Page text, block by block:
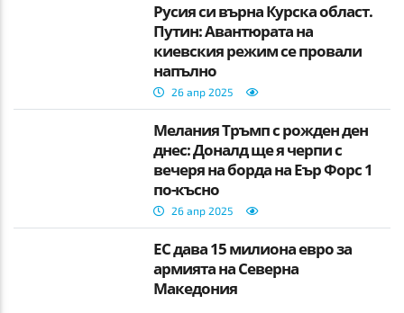
Русия си върна Курска област.
Путин: Авантюрата на
киевския режим се провали
напълно
26 апр 2025
Мелания Тръмп с рожден ден
днес: Доналд ще я черпи с
вечеря на борда на Еър Форс 1
по-късно
26 апр 2025
ЕС дава 15 милиона евро за
армията на Северна
Македония